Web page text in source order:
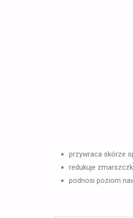
przywraca skórze
redukuje
podnosi poziom